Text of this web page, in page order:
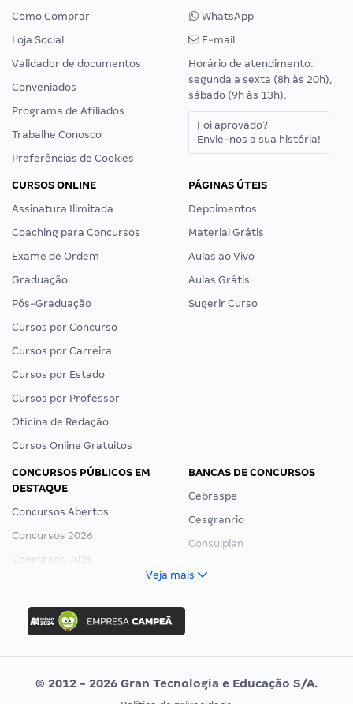
Como Comprar
Loja Social
Validador de documentos
Conveniados
Programa de Afiliados
Trabalhe Conosco
Preferências de Cookies
WhatsApp
E-mail
Horário de atendimento:
segunda a sexta (8h às 20h),
sábado (9h às 13h).
Foi aprovado?
Envie-nos a sua história!
CURSOS ONLINE
Assinatura Ilimitada
Coaching para Concursos
Exame de Ordem
Graduação
Pós-Graduação
Cursos por Concurso
Cursos por Carreira
Cursos por Estado
Cursos por Professor
Oficina de Redação
Cursos Online Gratuitos
PÁGINAS ÚTEIS
Depoimentos
Material Grátis
Aulas ao Vivo
Aulas Grátis
Sugerir Curso
CONCURSOS PÚBLICOS EM
DESTAQUE
Concursos Abertos
Concursos 2026
Concursos 2025
Concurso Ibama
Concurso MPU
Editais publicados
BANCAS DE CONCURSOS
Cebraspe
Cesgranrio
Consulplan
Vunesp
Veja mais
© 2012 - 2026 Gran Tecnologia e Educação S/A.